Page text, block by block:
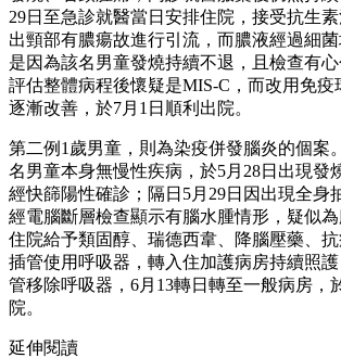
29日至急診就醫當日安排住院，接受抗生
出頸部有膿瘍故進行引流，而膿液經過細
是因為該名男童發燒持續不退，且檢查有
評估整體病程後懷疑是MIS-C，而改用免疫
逐漸改善，於7月1日順利出院。
第二例1歲男童，則為染疫併發腦炎的個案
名男童本身無慢性疾病，於5月28日出現發
經快篩陽性確診；隔日5月29日因出現全身
經電腦斷層檢查顯示有腦水腫情形，疑似
住院給予類固醇、瑞德西韋、降腦壓藥、
插管使用呼吸器，轉入住加護病房持續照
管移除呼吸器，6月13轉日轉至一般病房，
院。
延伸閱讀